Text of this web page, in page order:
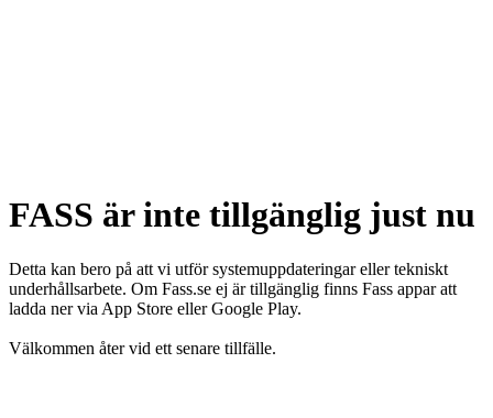
FASS är inte tillgänglig just nu
Detta kan bero på att vi utför systemuppdateringar eller tekniskt
underhållsarbete. Om Fass.se ej är tillgänglig finns Fass appar att
ladda ner via App Store eller Google Play.
Välkommen åter vid ett senare tillfälle.